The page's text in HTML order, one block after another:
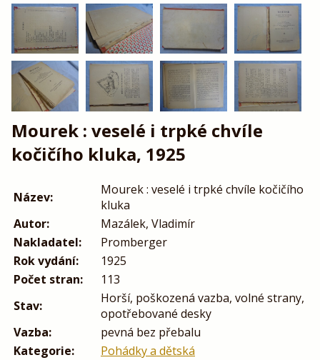
Mourek : veselé i trpké chvíle
kočičího kluka, 1925
Název:
Mourek : veselé i trpké chvíle kočičího
kluka
Autor:
Mazálek, Vladimír
Nakladatel:
Promberger
Rok vydání:
1925
Počet stran:
113
Stav:
Horší, poškozená vazba, volné strany,
opotřebované desky
Vazba:
pevná bez přebalu
Kategorie:
Pohádky a dětská